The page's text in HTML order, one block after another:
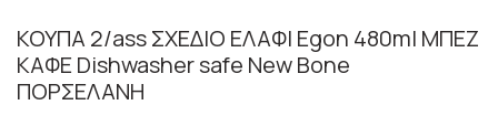
ΚΟΥΠΑ 2/ass ΣΧΕΔΙΟ ΕΛΑΦΙ Egon 480ml ΜΠΕΖ
ΚΑΦΕ Dishwasher safe New Bone
ΠΟΡΣΕΛΑΝΗ